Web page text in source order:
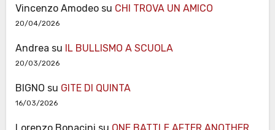
Vincenzo Amodeosu CHI TROVA UN AMICO
20/04/2026
Andrea su IL BULLISMO A SCUOLA
20/03/2026
BIGNO su GITE DI QUINTA
16/03/2026